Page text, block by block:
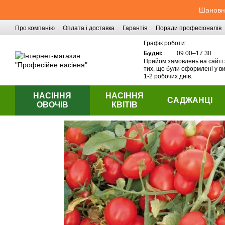
Про компанію Оплата і доставка Гарантія
Поради професіоналів
Графік роботи:
Будні:
09:00–17:30
Прийом замовлень на
тих, що були оформлені у
1-2 робочих днів.
НАСІННЯ
ОВОЧІВ
НАСІННЯ
КВІТІВ
САДЖАНЦІ